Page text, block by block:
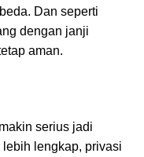
Dan seperti
dengan janji
aman.
serius jadi
lengkap, privasi